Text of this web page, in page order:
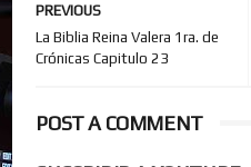
PREVIOUS
La Biblia Reina Valera 1ra. de
Crónicas Capitulo 23
POST A COMMENT